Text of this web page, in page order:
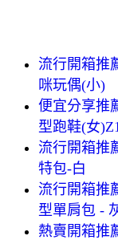
流行開箱推
咪玩偶(小)
便宜分享推
型跑鞋(女
流行開箱推
特包-白
流行開箱推
型單肩包 -
熱賣開箱推